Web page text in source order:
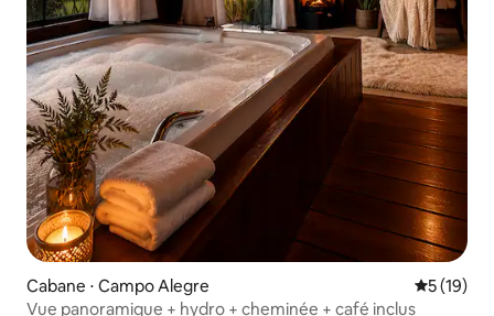
Cabane ⋅ Campo Alegre
5 (19)
Vue panoramique + hydro + cheminée + café inclus